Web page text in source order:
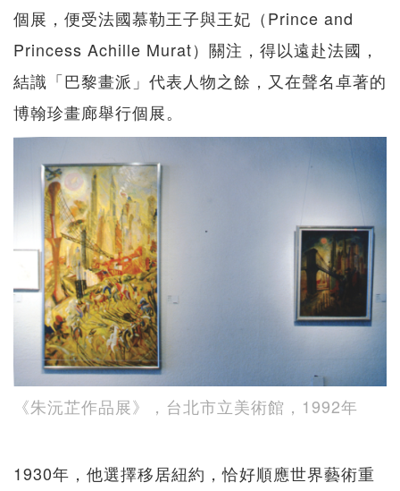
個展，便受法國慕勒王子與王妃（Prince and
Princess Achille Murat）關注，得以遠赴法國，
結識「巴黎畫派」代表人物之餘，又在聲名卓著的
博翰珍畫廊舉行個展。
《朱沅芷作品展》，台北市立美術館，1992年
1930年，他選擇移居紐約，恰好順應世界藝術重